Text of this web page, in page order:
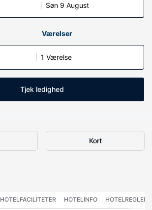
Søn 9 August
Værelser
1 Værelse
Tjek ledighed
Kort
HOTELFACILITETER HOTELINFO HOTELREGLER